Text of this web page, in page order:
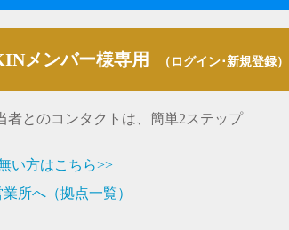
メンバー様専用 （ログイン･新規登録）
者とのコンタクトは、簡単2ステップ
い方はこちら>>
所へ（拠点一覧）